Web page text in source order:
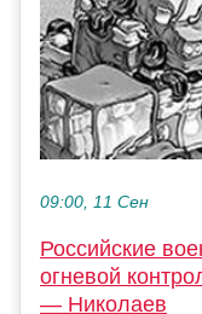
09:00, 11 Сен
Российские
огневой
— Николаев